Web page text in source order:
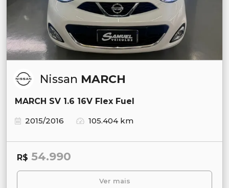
Nissan MARCH
MARCH SV 1.6 16V Flex Fuel
2015/2016
105.404 km
R$ 54.990
Ver mais